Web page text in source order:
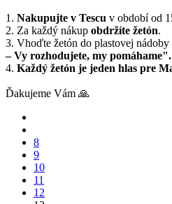
1. Nakupujte v Tescu v období od
2. Za každý nákup obdržíte žetón.
3. Vhoďte žetón do plastovej nádoby
– Vy rozhodujete, my pomáhame".
4. Každý žetón je jeden hlas pre
Ďakujeme Vám 🙏
8
9
10
11
12